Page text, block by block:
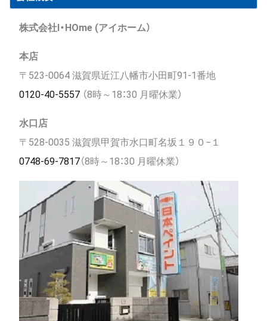
株式会社I・HOme (アイホーム）
本店
〒523-0064 滋賀県近江八幡市小田町91-1番地
0120-40-5557（8時～18：30 月曜休業）
水口店
〒528-0035 滋賀県甲賀市水口町名坂１９０−１
0748-69-7817（8時～18：30 月曜休業）